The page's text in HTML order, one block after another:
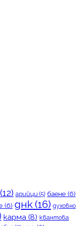
(12) арийци (5) баене (6)
(6) днк (16) духовно
карма (8) квантова